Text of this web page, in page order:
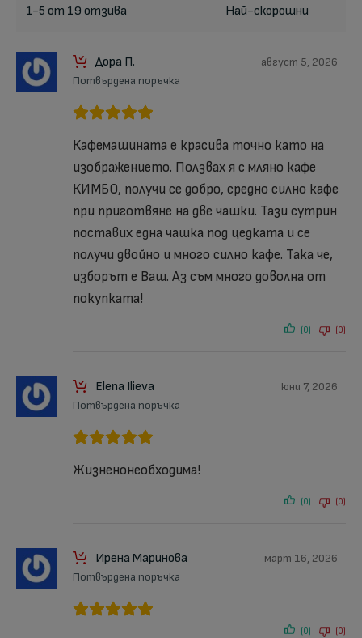
1-5 от 19 отзива
Дора П.
Потвърдена поръчка
август 5, 2026
Кафемашината е красива точно като на
изображението. Ползвах я с мляно кафе
КИМБО, получи се добро, средно силно кафе
при приготвяне на две чашки. Тази сутрин
поставих една чашка под цедката и се
получи двойно и много силно кафе. Така че,
изборът е Ваш. Аз съм много доволна от
покупката!
(0) (0)
Elena Ilieva
Потвърдена поръчка
юни 7, 2026
Жизненонеобходима!
(0) (0)
Ирена Маринова
Потвърдена поръчка
март 16, 2026
(0) (0)